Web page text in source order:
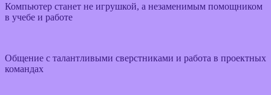
Компьютер станет не игрушкой, а незаменимым помощником
в учебе и работе
Общение с талантливыми сверстниками и работа в проектных
командах